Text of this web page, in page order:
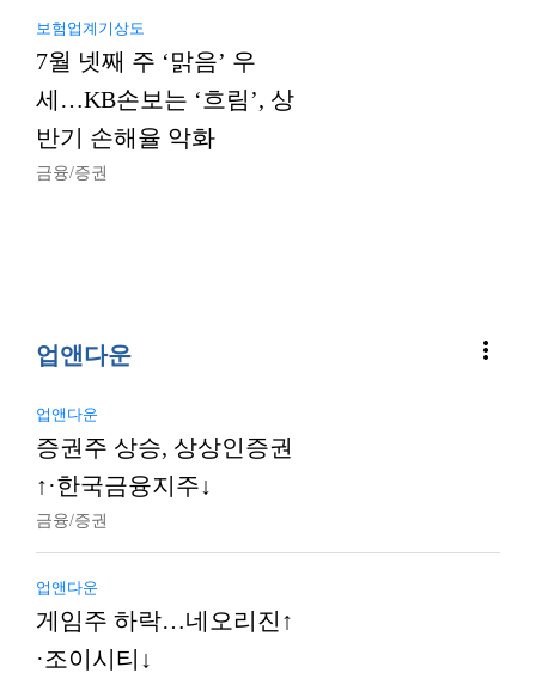
보험업계기상도
7월 넷째 주 ‘맑음’ 우
세…KB손보는 ‘흐림’, 상
반기 손해율 악화
금융/증권
업앤다운 more_vert
업앤다운
증권주 상승, 상상인증권
↑·한국금융지주↓
금융/증권
업앤다운
게임주 하락…네오리진↑
·조이시티↓